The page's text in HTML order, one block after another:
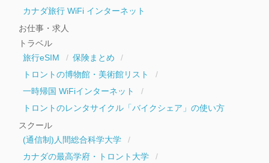
カナダ旅行 WiFi インターネット
お仕事・求人
トラベル
旅行eSIM
保険まとめ
トロントの博物館・美術館リスト
一時帰国 WiFiインターネット
トロントのレンタサイクル「バイクシェア」の使い方
スクール
(通信制)人間総合科学大学
カナダの最高学府・トロント大学